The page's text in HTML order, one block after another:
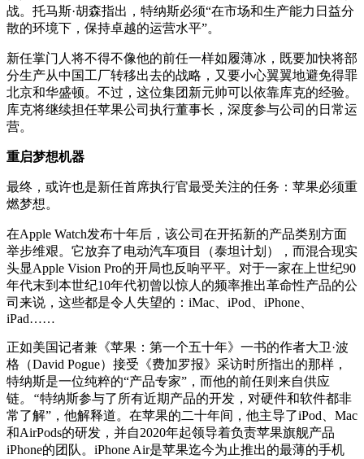
战。托马斯·胡森指出，特纳斯必须“在市场和生产能力日益分
散的环境下，保持卓越的运营水平”。
新任掌门人将不得不像他的前任一样如履薄冰，既要加快将部
分生产从中国工厂转移出去的战略，又要小心翼翼地避免得罪
北京和华盛顿。不过，这位集团新元帅可以依靠库克的经验。
库克将继续担任苹果公司执行董事长，深度参与公司的日常运
营。
重启梦想机器
最终，或许也是新任首席执行官最受关注的任务：苹果必须重
燃梦想。
在Apple Watch发布十年后，该公司在开拓新的产品类别方面
举步维艰。它放弃了电动汽车项目（泰坦计划），而混合现实
头显Apple Vision Pro的开局也反响平平。对于一家在上世纪90
年代末到本世纪10年代初曾以惊人的频率推出革命性产品的公
司来说，这些都是令人失望的：iMac、iPod、iPhone、
iPad……
正如美国记者兼《苹果：第一个五十年》一书的作者大卫·波
格（David Pogue）接受《费加罗报》采访时所指出的那样，
特纳斯是一位纯粹的“产品专家”，而他的前任则来自供应
链。“特纳斯参与了所有近期产品的开发，对硬件和软件都非
常了解”，他解释道。在苹果的二十年间，他主导了iPod、Mac
和AirPods的研发，并自2020年起领导着负责苹果旗舰产品
iPhone的团队。iPhone Air是苹果迄今为止推出的最薄的手机